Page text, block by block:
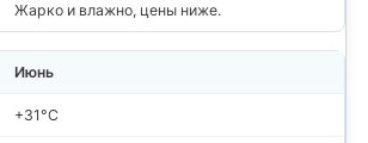
Жарко и влажно, цены ниже.
Июнь
+31°C